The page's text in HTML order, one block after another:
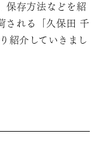
保存方法などを紹
される「久保田 千
紹介していきまし